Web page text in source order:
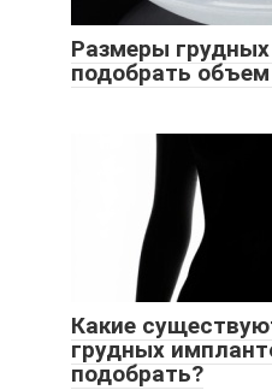
Размеры
подобрать
Какие
грудных
подобрать?